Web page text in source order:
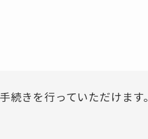
きを行っていただけます。